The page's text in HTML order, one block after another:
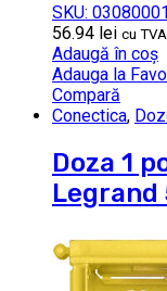
SKU:
56.94 lei cu TVA
Adaugă în coș
Adauga la
Compară
Conectica,
Doza 1
Legrand